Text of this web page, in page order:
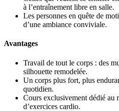
à l’entraînement libre en salle.
Les personnes en quête de
d’une ambiance conviviale.
Avantages
Travail de tout le corps : des
silhouette remodelée.
Un corps plus fort, plus
quotidien.
Cours exclusivement dédié au
d’exercices cardio.